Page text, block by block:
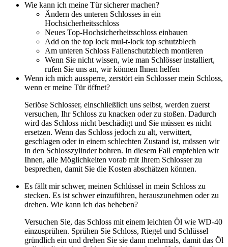
Wie kann ich meine Tür sicherer machen?
Ändern des unteren Schlosses in ein
Hochsicherheitsschloss
Neues Top-Hochsicherheitsschloss einbauen
Add on the top lock mul-t-lock top schutzblech
Am unteren Schloss Fallenschutzblech montieren
Wenn Sie nicht wissen, wie man Schlösser installiert,
rufen Sie uns an, wir können Ihnen helfen
Wenn ich mich aussperre, zerstört ein Schlosser mein Schloss,
wenn er meine Tür öffnet?
Seriöse Schlosser, einschließlich uns selbst, werden zuerst
versuchen, Ihr Schloss zu knacken oder zu stoßen. Dadurch
wird das Schloss nicht beschädigt und Sie müssen es nicht
ersetzen. Wenn das Schloss jedoch zu alt, verwittert,
geschlagen oder in einem schlechten Zustand ist, müssen wir
in den Schlosszylinder bohren. In diesem Fall empfehlen wir
Ihnen, alle Möglichkeiten vorab mit Ihrem Schlosser zu
besprechen, damit Sie die Kosten abschätzen können.
Es fällt mir schwer, meinen Schlüssel in mein Schloss zu
stecken. Es ist schwer einzuführen, herauszunehmen oder zu
drehen. Wie kann ich das beheben?
Versuchen Sie, das Schloss mit einem leichten Öl wie WD-40
einzusprühen. Sprühen Sie Schloss, Riegel und Schlüssel
gründlich ein und drehen Sie sie dann mehrmals, damit das Öl